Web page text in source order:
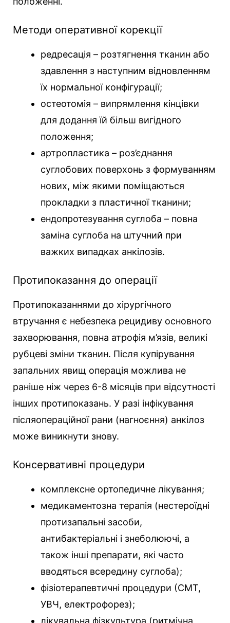
Методи оперативної корекції
редресація – розтягнення тканин або
здавлення з наступним відновленням
їх нормальної конфігурації;
остеотомія – випрямлення кінцівки
для додання їй більш вигідного
положення;
артропластика – роз’єднання
суглобових поверхонь з формуванням
нових, між якими поміщаються
прокладки з пластичної тканини;
ендопротезування суглоба – повна
заміна суглоба на штучний при
важких випадках анкілозів.
Протипоказання до операції
Протипоказаннями до хірургічного
втручання є небезпека рецидиву основного
захворювання, повна атрофія м’язів, великі
рубцеві зміни тканин. Після купірування
запальних явищ операція можлива не
раніше ніж через 6-8 місяців при відсутності
інших протипоказань. У разі інфікування
післяопераційної рани (нагноєння) анкілоз
може виникнути знову.
Консервативні процедури
комплексне ортопедичне лікування;
медикаментозна терапія (нестероїдні
протизапальні засоби,
антибактеріальні і знеболюючі, а
також інші препарати, які часто
вводяться всередину суглоба);
фізіотерапевтичні процедури (СМТ,
УВЧ, електрофорез);
лікувальна фізкультура (ритмічна